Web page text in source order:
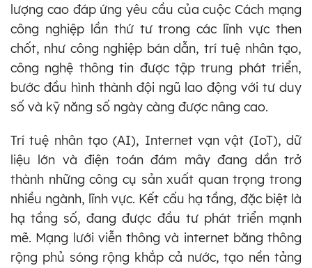
lượng cao đáp ứng yêu cầu của cuộc Cách mạng
công nghiệp lần thứ tư trong các lĩnh vực then
chốt, như công nghiệp bán dẫn, trí tuệ nhân tạo,
công nghệ thông tin được tập trung phát triển,
bước đầu hình thành đội ngũ lao động với tư duy
số và kỹ năng số ngày càng được nâng cao.
Trí tuệ nhân tạo (AI), Internet vạn vật (IoT), dữ
liệu lớn và điện toán đám mây đang dần trở
thành những công cụ sản xuất quan trọng trong
nhiều ngành, lĩnh vực. Kết cấu hạ tầng, đặc biệt là
hạ tầng số, đang được đầu tư phát triển mạnh
mẽ. Mạng lưới viễn thông và internet băng thông
rộng phủ sóng rộng khắp cả nước, tạo nền tảng